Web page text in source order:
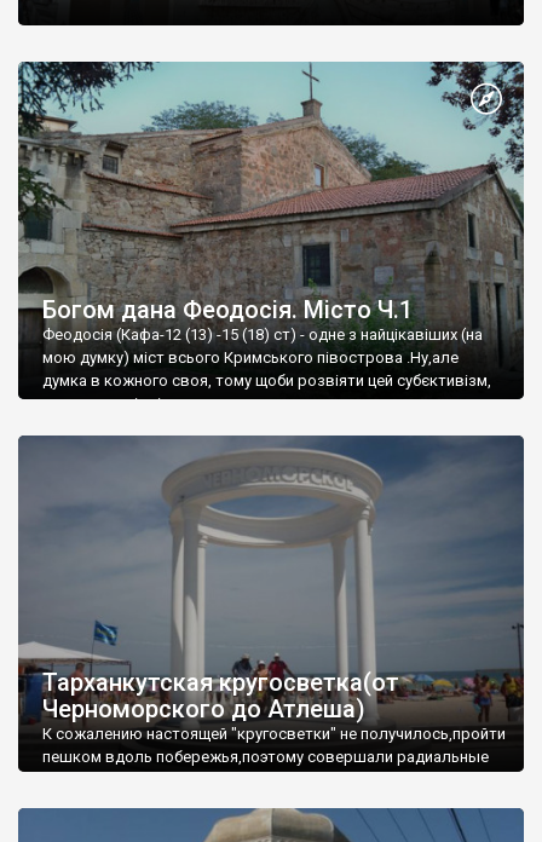
Богом дана Феодосія. Місто Ч.1
Феодосія (Кафа-12 (13) -15 (18) ст) - одне з найцікавіших (на
мою думку) міст всього Кримського півострова .Ну,але
думка в кожного своя, тому щоби розвіяти цей субєктивізм,
запрошую відвідати це
Тарханкутская кругосветка(от
Черноморского до Атлеша)
К сожалению настоящей "кругосветки" не получилось,пройти
пешком вдоль побережья,поэтому совершали радиальные